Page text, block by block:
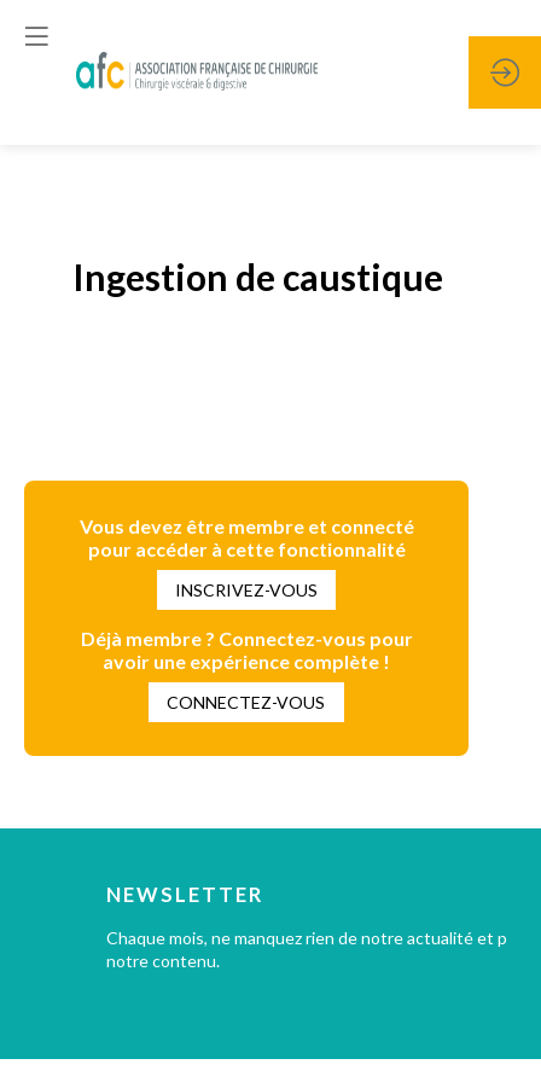
Ingestion de caustique
Vous devez être membre et connecté
pour accéder à cette fonctionnalité
INSCRIVEZ-VOUS
Déjà membre ? Connectez-vous pour
avoir une expérience complète !
CONNECTEZ-VOUS
NEWSLETTER
Chaque mois, ne manquez rien de notre actualité et
notre contenu.